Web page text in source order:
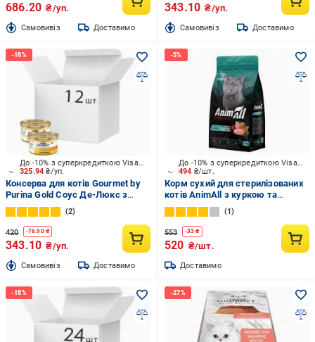
686.20 ₴/уп.
Cамовивіз Доставимо
343.10 ₴/уп.
Cамовивіз Доставимо
325.94₴/уп.
До -10% з суперкредиткою Visa Вигода
Консерва для котів Gourmet by
Purina Gold Соус Де-Люкс з
куркою 12 шт. 85 г
2
420 -76.90₴
343.10 ₴/уп.
Cамовивіз Доставимо
494 ₴/шт.
До -10% з суперкредиткою Visa Вигода
Корм сухий для стерилізованих
котів AnimAll з куркою та
свіжою ягнятиною 1,5 кг
1
553 -33 ₴
520 ₴/шт.
Доставимо